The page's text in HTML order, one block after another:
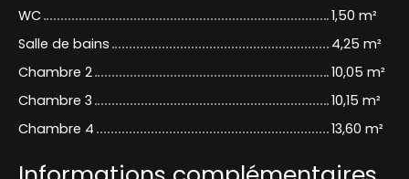
WC
1,50 m²
Salle de bains
4,25 m²
Chambre 2
10,05 m²
Chambre 3
10,15 m²
Chambre 4
13,60 m²